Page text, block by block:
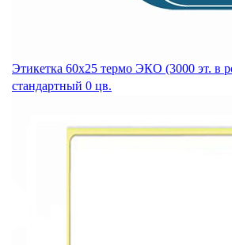
Этикетка 60х25 термо ЭКО (3000 эт. в
стандартный 0 цв.